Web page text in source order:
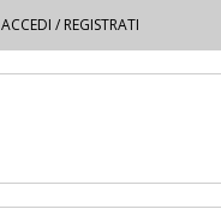
ACCEDI / REGISTRATI